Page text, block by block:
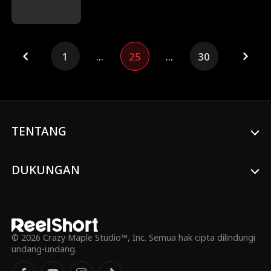
gadis yang bisa menjadi kekuatannya atau
kehancurannya.
1 ... 25 ... 30
TENTANG
DUKUNGAN
© 2026 Crazy Maple Studio™, Inc. Semua hak cipta dilindungi
undang-undang.